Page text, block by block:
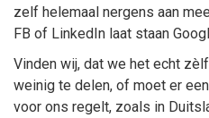
zelf helemaal nergens aan
FB of LinkedIn laat staan
Vinden wij, dat we het echt
weinig te delen, of moet er
voor ons regelt, zoals in